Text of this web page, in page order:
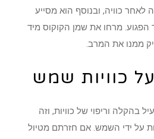
לאחר כוויה, ובנוסף הוא מסייע
הפגוע. מרחו את שמן הקוקוס מיד
ממנו את המרב.
בהקלה וריפוי של כוויות, וזה
על ידי השמש. אם חזרתם מטיול